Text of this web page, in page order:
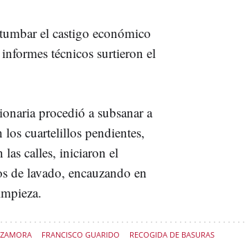
el castigo económico
técnicos surtieron el
procedió a subsanar a
cuartelillos pendientes,
calles, iniciaron el
de lavado, encauzando en
FRANCISCO GUARIDO RECOGIDA DE BASURAS